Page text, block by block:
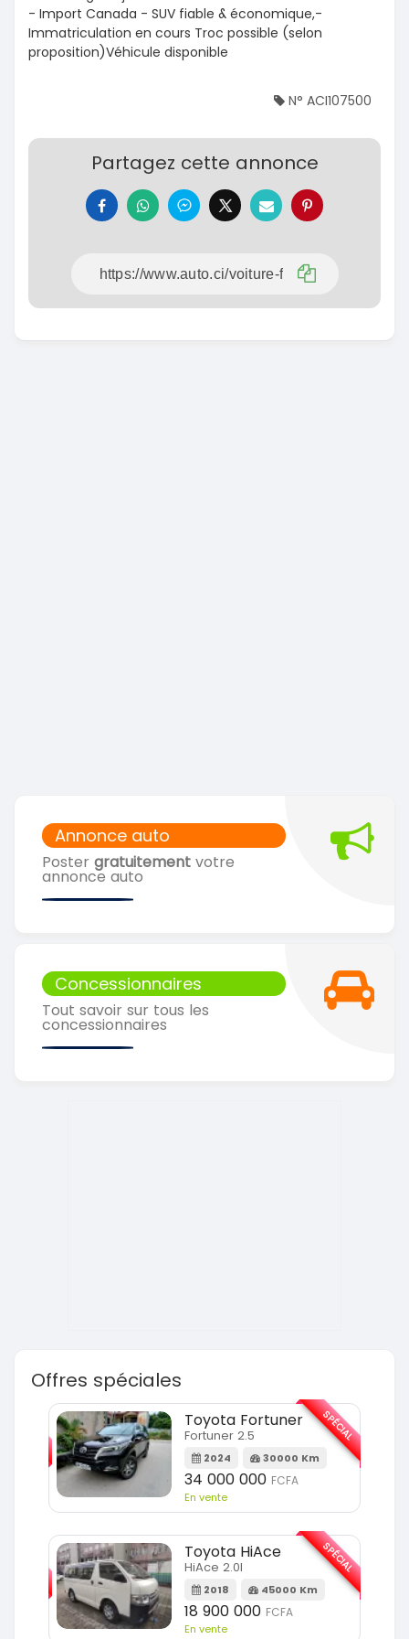
Annonce auto
Poster gratuitement votre
annonce auto
Concessionnaires
Tout savoir sur tous les
concessionnaires
Offres spéciales
KIA Sorento
Sorento full option
2021 60000 Km
18 500 000 FCFA
En vente
SPÉCIAL
Hyundai Elantra
9 800 000
SPÉCIAL
- Import Canada - SUV fiable & économique,-
Immatriculation en cours Troc possible (selon
proposition)Véhicule disponible
N° ACI107500
Partagez cette annonce